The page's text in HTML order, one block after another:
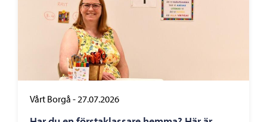
Vårt Borgå - 27.07.2026